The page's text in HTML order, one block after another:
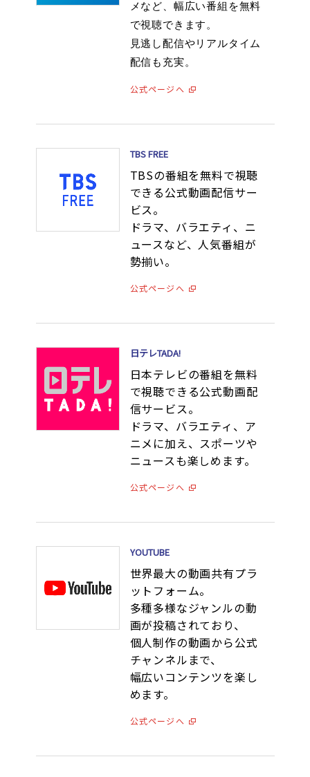
メなど、幅広い番組を無料
で視聴できます。
見逃し配信やリアルタイム
配信も充実。
公式ページへ
TBS FREE
TBSの番組を無料で視聴
できる公式動画配信サー
ビス。
ドラマ、バラエティ、ニ
ュースなど、人気番組が
勢揃い。
公式ページへ
日テレTADA!
日本テレビの番組を無料
で視聴できる公式動画配
信サービス。
ドラマ、バラエティ、ア
ニメに加え、スポーツや
ニュースも楽しめます。
公式ページへ
YOUTUBE
世界最大の動画共有プラ
ットフォーム。
多種多様なジャンルの動
画が投稿されており、
個人制作の動画から公式
チャンネルまで、
幅広いコンテンツを楽し
めます。
公式ページへ